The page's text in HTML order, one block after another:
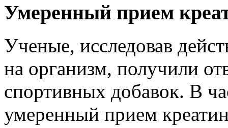
Умеренный прием
Ученые, исследовав
на организм, получили
спортивных добавок. В
умеренный прием